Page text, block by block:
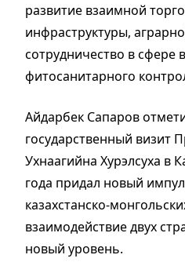
развитие взаимной
инфраструктуры,
сотрудничество в сфере
фитосанитарного
Айдарбек Сапаров
государственный визит
Ухнаагийна Хурэлсуха в
года придал новый
казахстанско-
взаимодействие двух
новый уровень.